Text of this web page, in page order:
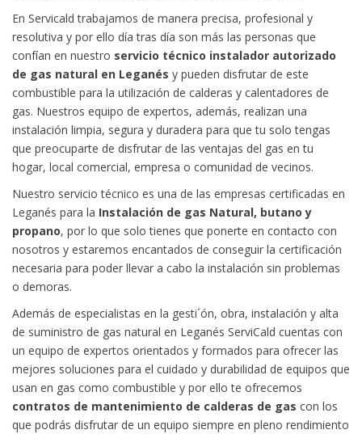
En Servicald trabajamos de manera precisa, profesional y
resolutiva y por ello día tras día son más las personas que
confían en nuestro servicio técnico instalador autorizado
de gas natural en Leganés y pueden disfrutar de este
combustible para la utilización de calderas y calentadores de
gas. Nuestros equipo de expertos, además, realizan una
instalación limpia, segura y duradera para que tu solo tengas
que preocuparte de disfrutar de las ventajas del gas en tu
hogar, local comercial, empresa o comunidad de vecinos.
Nuestro servicio técnico es una de las empresas certificadas en
Leganés para la Instalación de gas Natural, butano y
propano, por lo que solo tienes que ponerte en contacto con
nosotros y estaremos encantados de conseguir la certificación
necesaria para poder llevar a cabo la instalación sin problemas
o demoras.
Además de especialistas en la gesti´ón, obra, instalación y alta
de suministro de gas natural en Leganés ServiCald cuentas con
un equipo de expertos orientados y formados para ofrecer las
mejores soluciones para el cuidado y durabilidad de equipos que
usan en gas como combustible y por ello te ofrecemos
contratos de mantenimiento de calderas de gas con los
que podrás disfrutar de un equipo siempre en pleno rendimiento